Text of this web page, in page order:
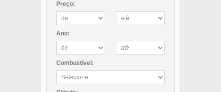
Preço:
Ano:
Combustível: